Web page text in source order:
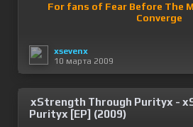
For fans of Fear Before The
Converge
xsevenx
10 марта 2009
xStrength Through Purityx -
Purityx [EP] (2009)